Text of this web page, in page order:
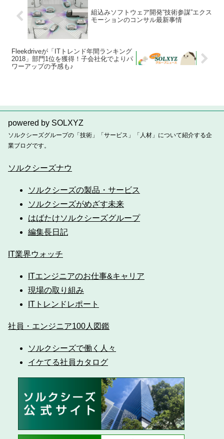
組込みソフトウェア開発“技術参謀”エクス
モーションのコンサル最新事情
Fleekdriveが「ITトレンド年間ランキング
2018」部門1位を獲得！子会社化でよりパ
ワーアップの予感も♪
powered by SOLXYZ
ソルクシーズグループの「技術」「サービス」「人材」について紹介する企
業ブログです。
ソルクシーズナウ
ソルクシーズの製品・サービス
ソルクシーズがめざす未来
はばたけソルクシーズグループ
編集長日記
IT業界ウォッチ
ITエンジニアのお仕事&キャリア
現場の取り組み
ITトレンドレポート
社員・エンジニア100人図鑑
ソルクシーズで働く人々
イケてる社員カタログ